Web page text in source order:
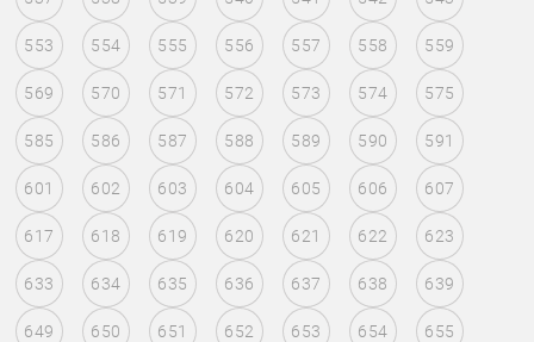
553 554 555 556 557 558 559
569 570 571 572 573 574 575
585 586 587 588 589 590 591
601 602 603 604 605 606 607
617 618 619 620 621 622 623
633 634 635 636 637 638 639
649 650 651 652 653 654 655